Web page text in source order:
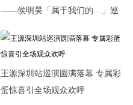
——侯明昊「属于我们的…」巡
王源深圳站巡演圆满落幕 专属彩
蛋惊喜引全场观众欢呼